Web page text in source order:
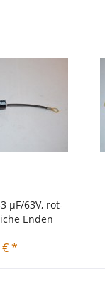
µF/63V, rot-
Enden
€ *